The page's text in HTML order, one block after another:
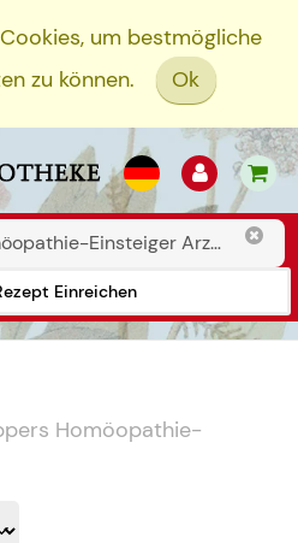
um bestmögliche
zu können.
Ok
Einreichen
Homöopathie-